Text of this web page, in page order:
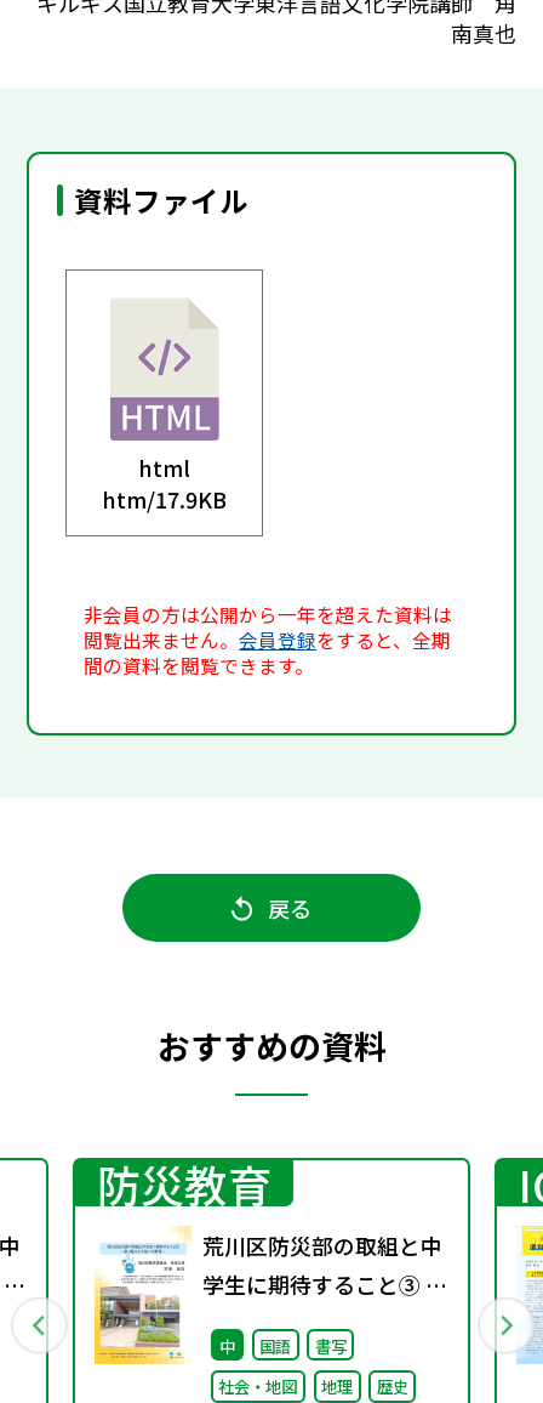
南真也
資料ファイル
html
htm/17.9KB
非会員の方は公開から一年を超えた資料は
閲覧出来ません。会員登録をすると、全期
間の資料を閲覧できます。
戻る
おすすめの資料
防災教育
荒川区防災部の取組と中
学生に期待すること③ ～
取り組みと今後への期待
～
中 国語
書写
社会・地図
地理 歴史